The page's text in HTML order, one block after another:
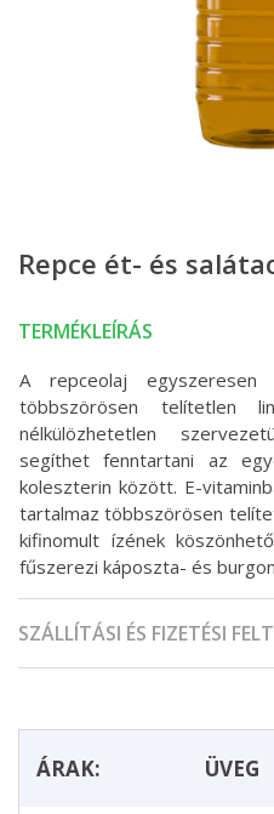
Repce ét- és
TERMÉKLEÍRÁS
A repceolaj
többszörösen telítetlen
nélkülözhetetlen
segíthet fenntartani az
koleszterin között. E-
tartalmaz többszörösen
kifinomult ízének
fűszerezi káposzta- és
SZÁLLÍTÁSI ÉS FIZETÉSI
ÁRAK: ÜVEG